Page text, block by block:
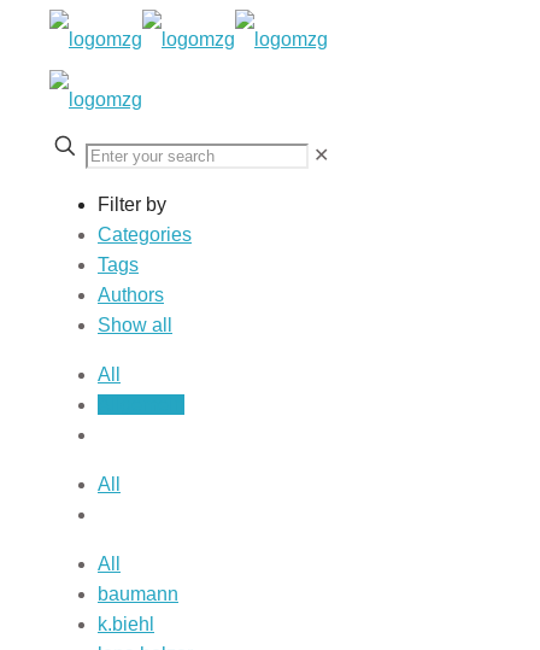
✕
Filter by
Categories
Tags
Authors
Show all
All
All
All
baumann
k.biehl